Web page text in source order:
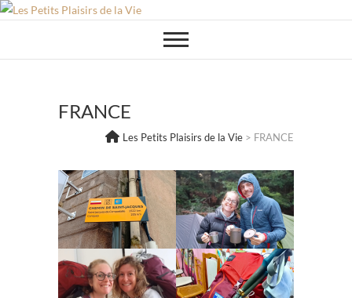
Skip
FRANCE
Les Petits Plaisirs de la Vie > FRANCE